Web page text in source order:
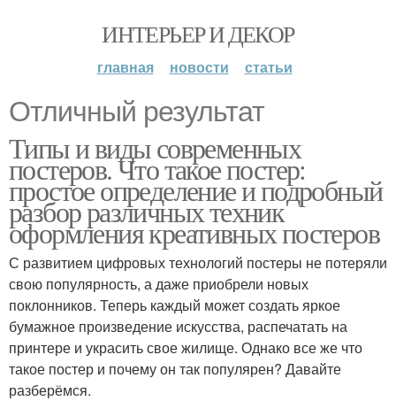
ИНТЕРЬЕР И ДЕКОР
главная новости статьи
Отличный результат
Типы и виды современных
постеров. Что такое постер:
простое определение и подробный
разбор различных техник
оформления креативных постеров
С развитием цифровых технологий постеры не потеряли
свою популярность, а даже приобрели новых
поклонников. Теперь каждый может создать яркое
бумажное произведение искусства, распечатать на
принтере и украсить свое жилище. Однако все же что
такое постер и почему он так популярен? Давайте
разберёмся.